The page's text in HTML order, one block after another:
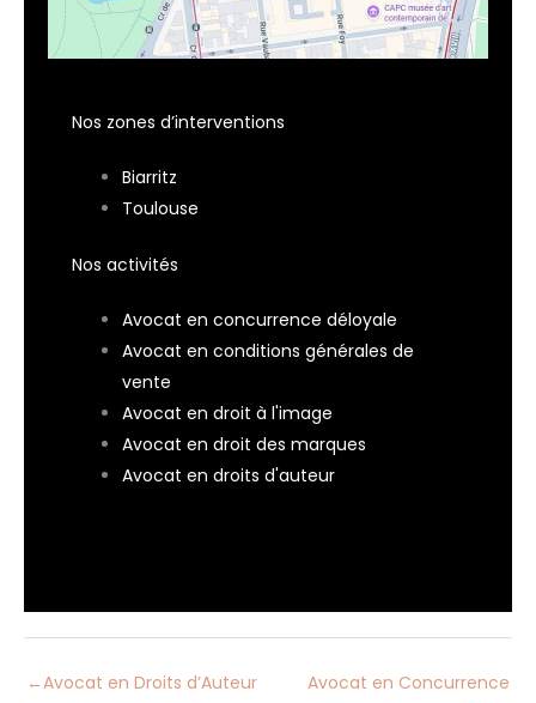
Nos zones d’interventions
Biarritz
Toulouse
Nos activités
Avocat en concurrence déloyale
Avocat en conditions générales de
vente
Avocat en droit à l'image
Avocat en droit des marques
Avocat en droits d'auteur
←Avocat en Droits d’Auteur
Avocat en Concurrence